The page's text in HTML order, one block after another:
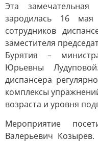
Эта замечательная
зародилась 16
сотрудников
заместителя
Бурятия –
Юрьевны
диспансера
комплексы
возраста и уровня
Мероприятие
Валерьевич Козырев.